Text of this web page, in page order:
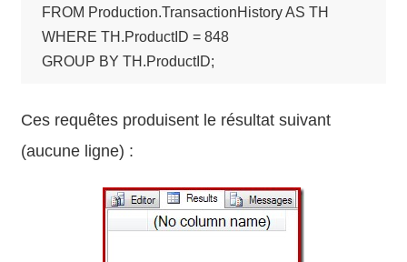
FROM Production.TransactionHistory AS TH
WHERE TH.ProductID = 848
GROUP BY TH.ProductID;
Ces requêtes produisent le résultat suivant
(aucune ligne) :